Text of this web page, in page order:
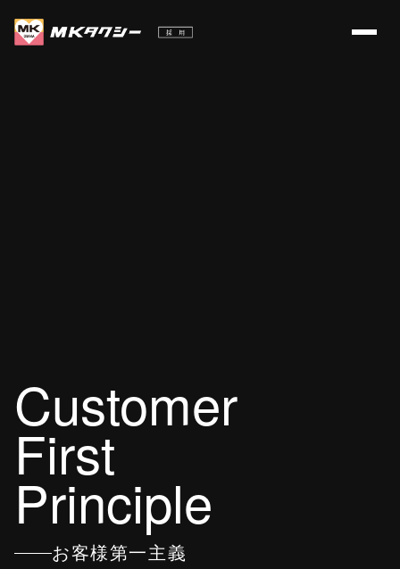
Customer
First
Principle
お客様第一主義